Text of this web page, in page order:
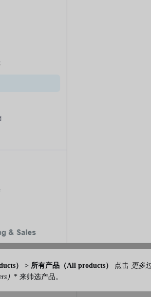
） > 所有产品（All products） 点击 更多
） * 来帅选产品。